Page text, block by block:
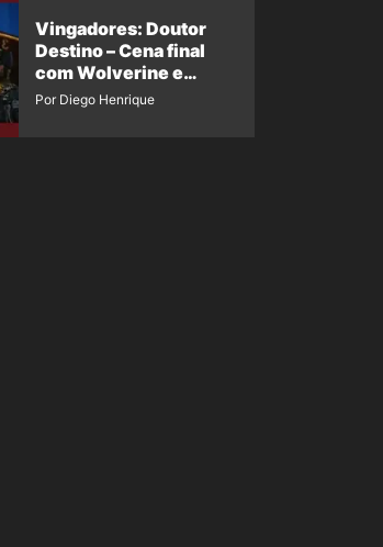
Vingadores: Doutor
Destino – Cena final
com Wolverine e
Homem-Aranha de
Por Diego Henrique